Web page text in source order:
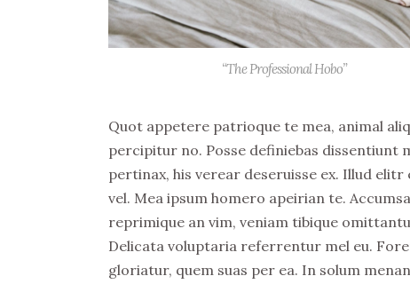
“The Professional Hobo”
Quot appetere patrioque te mea, animal
percipitur no. Posse definiebas
pertinax, his verear deseruisse ex. Illud
vel. Mea ipsum homero apeirian te.
reprimique an vim, veniam tibique
Delicata voluptaria referrentur mel eu.
gloriatur, quem suas per ea. In solum